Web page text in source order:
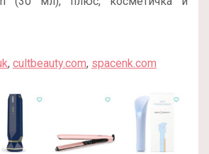
, cultbeauty.com, spacenk.com